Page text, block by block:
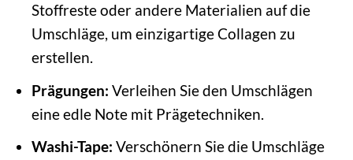
Stoffreste oder andere Materialien auf die
Umschläge, um einzigartige Collagen zu
erstellen.
Prägungen: Verleihen Sie den Umschlägen
eine edle Note mit Prägetechniken.
Washi-Tape: Verschönern Sie die Umschläge